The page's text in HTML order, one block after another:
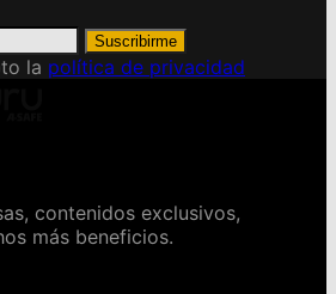
Suscribirme
la política de privacidad
contenidos exclusivos,
más beneficios.